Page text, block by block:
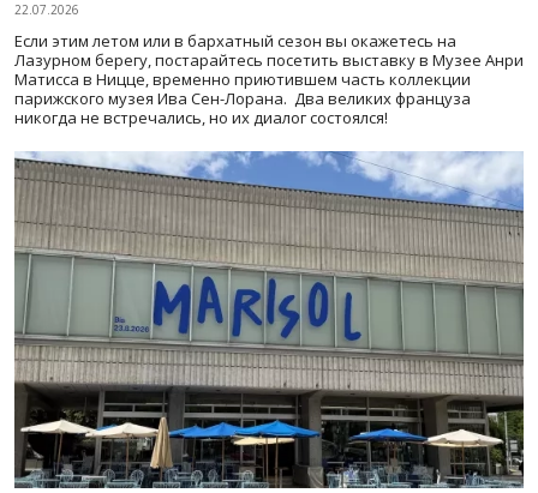
22.07.2026
Если этим летом или в бархатный сезон вы окажетесь на
Лазурном берегу, постарайтесь посетить выставку в Музее Анри
Матисса в Ницце, временно приютившем часть коллекции
парижского музея Ива Сен-Лорана. Два великих француза
никогда не встречались, но их диалог состоялся!